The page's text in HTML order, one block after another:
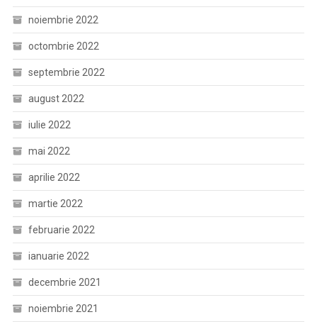
noiembrie 2022
octombrie 2022
septembrie 2022
august 2022
iulie 2022
mai 2022
aprilie 2022
martie 2022
februarie 2022
ianuarie 2022
decembrie 2021
noiembrie 2021